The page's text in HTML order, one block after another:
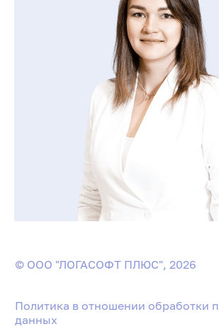
© ООО "ЛОГАСОФТ ПЛЮС", 2026
Политика в отношении обработки
данных